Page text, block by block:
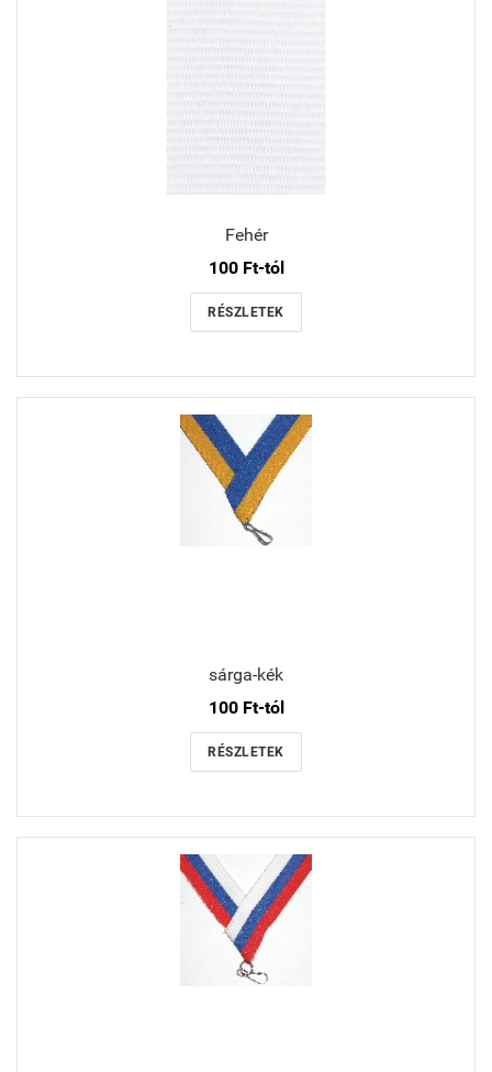
Fehér
100 Ft-tól
RÉSZLETEK
sárga-kék
100 Ft-tól
RÉSZLETEK